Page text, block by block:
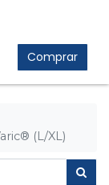
Comprar
(L/XL)